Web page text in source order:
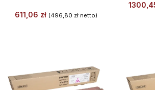
611,06 zł (496,80 złnetto)